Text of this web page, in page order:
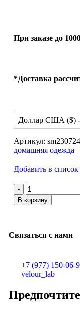
При заказе до
*Доставка
Доллар США ($)
Артикул:
домашняя одежда
Добавить в
В корзину
Связаться с нами
+7 (977) 150-06-
velour_lab